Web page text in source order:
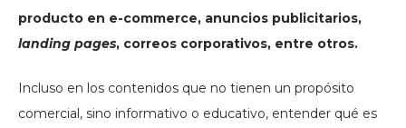
producto en e-commerce, anuncios publicitarios,
landing pages, correos corporativos, entre otros.
Incluso en los contenidos que no tienen un propósito
comercial, sino informativo o educativo, entender qué es